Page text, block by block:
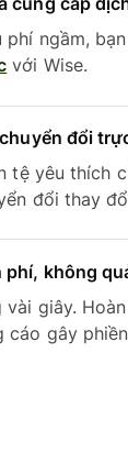
phí ngầm,
với Wise.
đổi
tệ yêu thích
đổi thay
phí, không
giây.
cáo gây